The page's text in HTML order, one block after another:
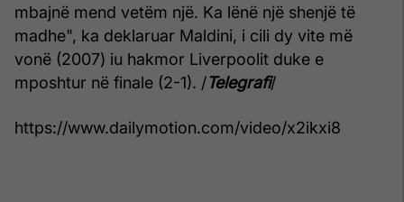
mbajnë mend vetëm një. Ka lënë një shenjë të
madhe", ka deklaruar Maldini, i cili dy vite më
vonë (2007) iu hakmor Liverpoolit duke e
mposhtur në finale (2-1). /Telegrafi/
https://www.dailymotion.com/video/x2ikxi8